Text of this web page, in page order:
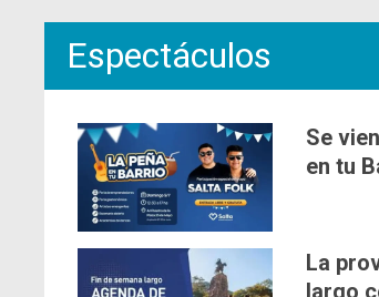
Espectáculos
Se
en tu
La